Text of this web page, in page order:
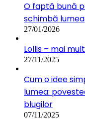
O faptă bună
schimbă lumea
27/01/2026
Lollis – mai
27/11/2025
Cum o idee
lumea:
blugilor
07/11/2025